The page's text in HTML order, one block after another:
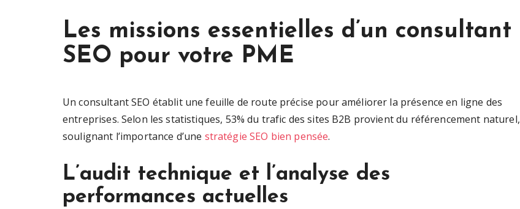
Les missions essentielles d’un consultant
SEO pour votre PME
Un consultant SEO établit une feuille de route précise pour améliorer la présence en ligne des
entreprises. Selon les statistiques, 53% du trafic des sites B2B provient du référencement naturel,
soulignant l’importance d’une stratégie SEO bien pensée.
L’audit technique et l’analyse des
performances actuelles